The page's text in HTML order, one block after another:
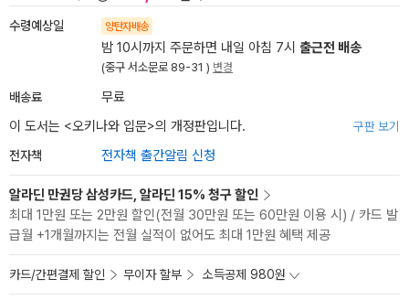
수령예상일 양탄자배송
밤 10시까지 주문하면 내일 아침 7시 출근전 배송
(중구 서소문로 89-31 ) 변경
배송료
무료
이 도서는 <오키나와 입문>의 개정판입니다. 구판 보기
전자책 전자책 출간알림 신청
알라딘 만권당 삼성카드, 알라딘 15% 청구 할인
최대 1만원 또는 2만원 할인(전월 30만원 또는 60만원 이용 시) / 카드 발
급월 +1개월까지는 전월 실적이 없어도 최대 1만원 혜택 제공
카드/간편결제 할인 무이자 할부 소득공제 980원